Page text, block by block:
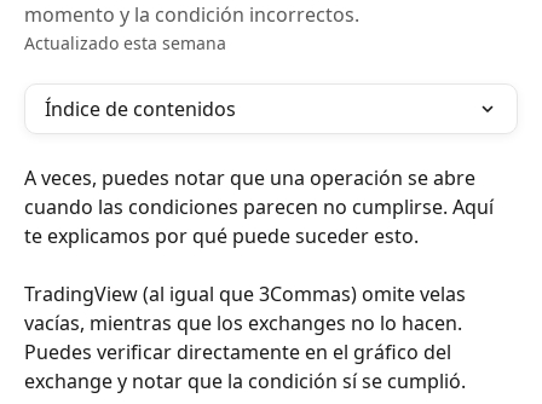
momento y la condición incorrectos.
Actualizado esta semana
Índice de contenidos
A veces, puedes notar que una operación se abre
cuando las condiciones parecen no cumplirse. Aquí
te explicamos por qué puede suceder esto.
TradingView (al igual que 3Commas) omite velas
vacías, mientras que los exchanges no lo hacen.
Puedes verificar directamente en el gráfico del
exchange y notar que la condición sí se cumplió.